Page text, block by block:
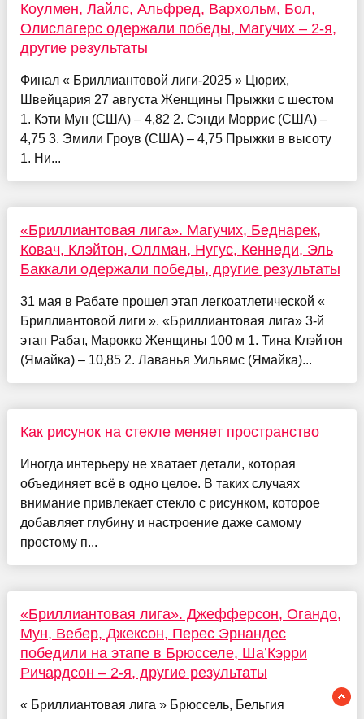
Коулмен, Лайлс, Альфред, Вархольм, Бол,
Олислагерс одержали победы, Магучих – 2-я,
другие результаты
Финал « Бриллиантовой лиги-2025 » Цюрих,
Швейцария 27 августа Женщины Прыжки с шестом
1. Кэти Мун (США) – 4,82 2. Сэнди Моррис (США) –
4,75 3. Эмили Гроув (США) – 4,75 Прыжки в высоту
1. Ни...
«Бриллиантовая лига». Магучих, Беднарек,
Ковач, Клэйтон, Оллман, Нугус, Кеннеди, Эль
Баккали одержали победы, другие результаты
31 мая в Рабате прошел этап легкоатлетической «
Бриллиантовой лиги ». «Бриллиантовая лига» 3-й
этап Рабат, Марокко Женщины 100 м 1. Тина Клэйтон
(Ямайка) – 10,85 2. Лаванья Уильямс (Ямайка)...
Как рисунок на стекле меняет пространство
Иногда интерьеру не хватает детали, которая
объединяет всё в одно целое. В таких случаях
внимание привлекает стекло с рисунком, которое
добавляет глубину и настроение даже самому
простому п...
«Бриллиантовая лига». Джефферсон, Огандо,
Мун, Вебер, Джексон, Перес Эрнандес
победили на этапе в Брюсселе, Ша’Кэрри
Ричардсон – 2-я, другие результаты
« Бриллиантовая лига » Брюссель, Бельгия